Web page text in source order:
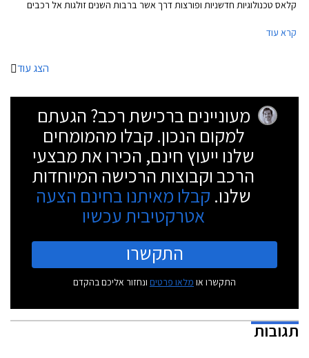
קלאס טכנולוגיות חדשניות ופורצות דרך אשר ברבות השנים זולגות אל רכבים
לראשונה את כרית האוויר ואת מערכת בקרת השיוט האדפטיבית.
קרא עוד
הצג עוד
מעוניינים ברכישת רכב? הגעתם
למקום הנכון. קבלו מהמומחים
שלנו ייעוץ חינם, הכירו את מבצעי
הרכב וקבוצות הרכישה המיוחדות
שלנו. קבלו מאיתנו בחינם הצעה
אטרקטיבית עכשיו
התקשרו
התקשרו או מלאו פרטים ונחזור אליכם בהקדם
תגובות